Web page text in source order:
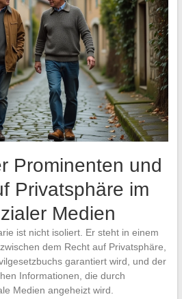
Prominenten und
Privatsphäre im
Medien
ist nicht isoliert. Er steht in einem
dem Recht auf Privatsphäre,
garantiert wird, und der
Informationen, die durch
Medien angeheizt wird.